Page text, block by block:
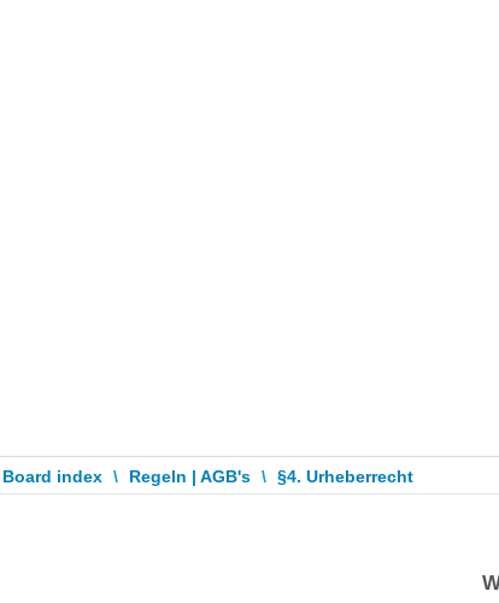
Board index \ Regeln | AGB's \ §4. Urheberrecht